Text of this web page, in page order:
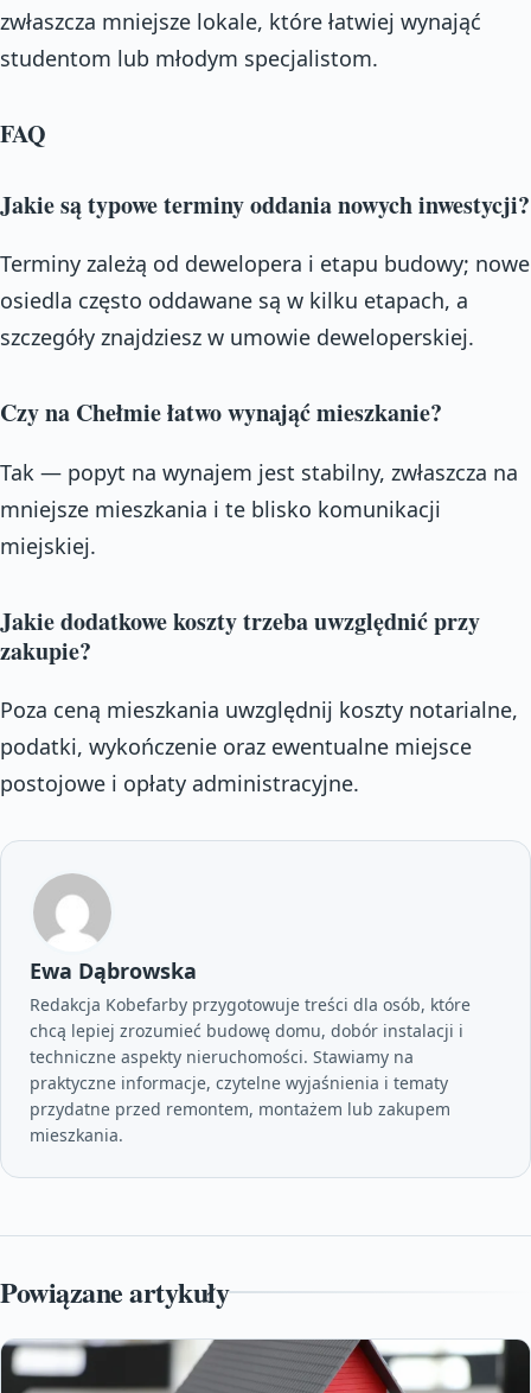
zwłaszcza mniejsze lokale, które łatwiej wynająć
studentom lub młodym specjalistom.
FAQ
Jakie są typowe terminy oddania nowych inwestycji?
Terminy zależą od dewelopera i etapu budowy; nowe
osiedla często oddawane są w kilku etapach, a
szczegóły znajdziesz w umowie deweloperskiej.
Czy na Chełmie łatwo wynająć mieszkanie?
Tak — popyt na wynajem jest stabilny, zwłaszcza na
mniejsze mieszkania i te blisko komunikacji
miejskiej.
Jakie dodatkowe koszty trzeba uwzględnić przy
zakupie?
Poza ceną mieszkania uwzględnij koszty notarialne,
podatki, wykończenie oraz ewentualne miejsce
postojowe i opłaty administracyjne.
Ewa Dąbrowska
Redakcja Kobefarby przygotowuje treści dla osób, które
chcą lepiej zrozumieć budowę domu, dobór instalacji i
techniczne aspekty nieruchomości. Stawiamy na
praktyczne informacje, czytelne wyjaśnienia i tematy
przydatne przed remontem, montażem lub zakupem
mieszkania.
Powiązane artykuły